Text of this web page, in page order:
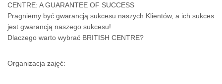
CENTRE: A GUARANTEE OF SUCCESS
Pragniemy być gwarancją sukcesu naszych Klientów, a ich sukces
jest gwarancją naszego sukcesu!
Dlaczego warto wybrać BRITISH CENTRE?
Organizacja zajęć: